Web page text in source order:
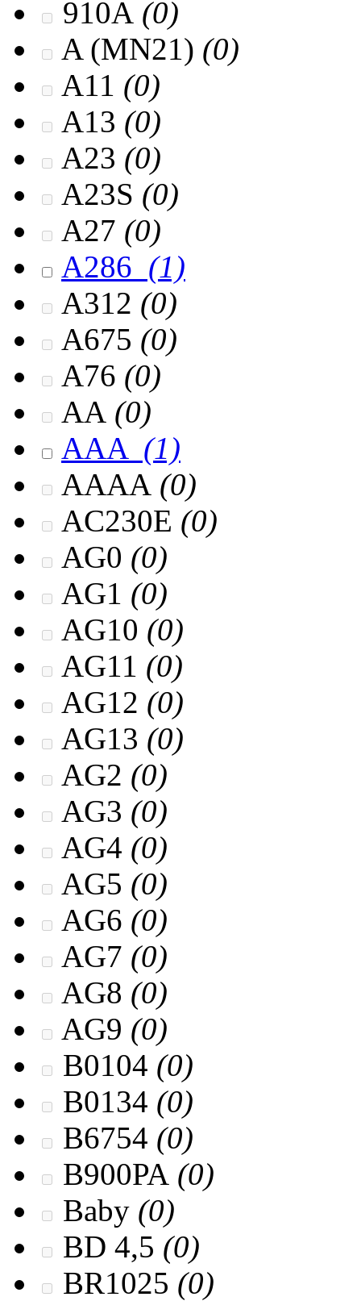
910A (0)
A (MN21) (0)
A11 (0)
A13 (0)
A23 (0)
A23S (0)
A27 (0)
A286 (1)
A312 (0)
A675 (0)
A76 (0)
AA (0)
AAA (1)
AAAA (0)
AC230E (0)
AG0 (0)
AG1 (0)
AG10 (0)
AG11 (0)
AG12 (0)
AG13 (0)
AG2 (0)
AG3 (0)
AG4 (0)
AG5 (0)
AG6 (0)
AG7 (0)
AG8 (0)
AG9 (0)
B0104 (0)
B0134 (0)
B6754 (0)
B900PA (0)
Baby (0)
BD 4,5 (0)
BR1025 (0)